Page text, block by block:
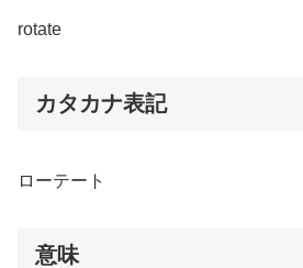
rotate
カタカナ表記
ローテート
意味